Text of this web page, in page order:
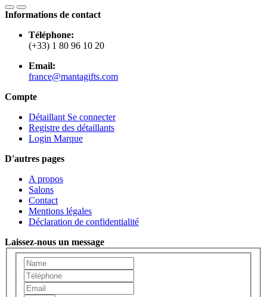
Informations de contact
Téléphone:
(+33) 1 80 96 10 20
Email:
france@mantagifts.com
Compte
Détaillant Se connecter
Registre des détaillants
Login Marque
D'autres pages
A propos
Salons
Contact
Mentions légales
Déclaration de confidentialité
Laissez-nous un message